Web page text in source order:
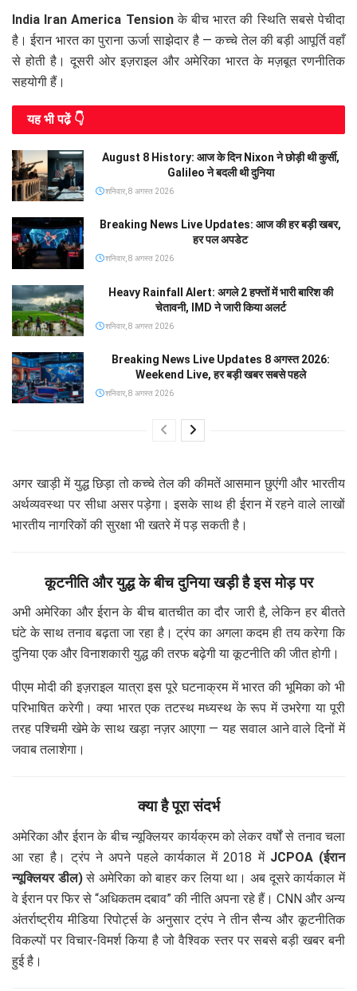
India Iran America Tensionके बीच भारत की स्थिति सबसे पेचीदा
है। ईरान भारत का पुराना ऊर्जा साझेदार है — कच्चे तेल की बड़ी आपूर्ति वहाँ
से होती है। दूसरी ओर इज़राइल और अमेरिका भारत के मज़बूत रणनीतिक
सहयोगी हैं।
यह भी पढे़ं 👇
August 8 History: आज के दिन Nixon ने छोड़ी थी कुर्सी,
Galileo ने बदली थी दुनिया
शनिवार, 8 अगस्त 2026
Breaking News Live Updates: आज की हर बड़ी खबर,
हर पल अपडेट
शनिवार, 8 अगस्त 2026
Heavy Rainfall Alert: अगले 2 हफ्तों में भारी बारिश की
चेतावनी, IMD ने जारी किया अलर्ट
शनिवार, 8 अगस्त 2026
Breaking News Live Updates 8 अगस्त 2026:
Weekend Live, हर बड़ी खबर सबसे पहले
शनिवार, 8 अगस्त 2026
अगर खाड़ी में युद्ध छिड़ा तो कच्चे तेल की कीमतें आसमान छुएंगी और भारतीय
अर्थव्यवस्था पर सीधा असर पड़ेगा। इसके साथ ही ईरान में रहने वाले लाखों
भारतीय नागरिकों की सुरक्षा भी खतरे में पड़ सकती है।
कूटनीति और युद्ध के बीच दुनिया खड़ी है इस मोड़ पर
अभी अमेरिका और ईरान के बीच बातचीत का दौर जारी है, लेकिन हर बीतते
घंटे के साथ तनाव बढ़ता जा रहा है। ट्रंप का अगला कदम ही तय करेगा कि
दुनिया एक और विनाशकारी युद्ध की तरफ बढ़ेगी या कूटनीति की जीत होगी।
पीएम मोदी की इज़राइल यात्रा इस पूरे घटनाक्रम में भारत की भूमिका को भी
परिभाषित करेगी। क्या भारत एक तटस्थ मध्यस्थ के रूप में उभरेगा या पूरी
तरह पश्चिमी खेमे के साथ खड़ा नज़र आएगा — यह सवाल आने वाले दिनों में
जवाब तलाशेगा।
क्या है पूरा संदर्भ
अमेरिका और ईरान के बीच न्यूक्लियर कार्यक्रम को लेकर वर्षों से तनाव चला
आ रहा है। ट्रंप ने अपने पहले कार्यकाल में 2018 में JCPOA (ईरान
न्यूक्लियर डील)से अमेरिका को बाहर कर लिया था। अब दूसरे कार्यकाल में
वे ईरान पर फिर से “अधिकतम दबाव” की नीति अपना रहे हैं। CNN और अन्य
अंतर्राष्ट्रीय मीडिया रिपोर्ट्स के अनुसार ट्रंप ने तीन सैन्य और कूटनीतिक
विकल्पों पर विचार-विमर्श किया है जो वैश्विक स्तर पर सबसे बड़ी खबर बनी
हुई है।